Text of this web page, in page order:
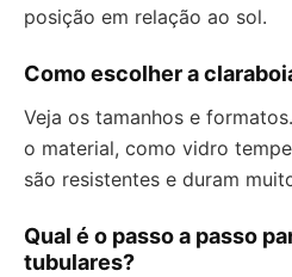
posição em relação ao sol.
Como escolher a
Veja os tamanhos e
o material, como vidro
são resistentes e duram
Qual é o passo a passo
tubulares?